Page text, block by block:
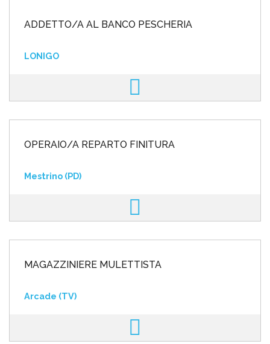
ADDETTO/A AL BANCO PESCHERIA
LONIGO
OPERAIO/A REPARTO FINITURA
Mestrino (PD)
MAGAZZINIERE MULETTISTA
Arcade (TV)